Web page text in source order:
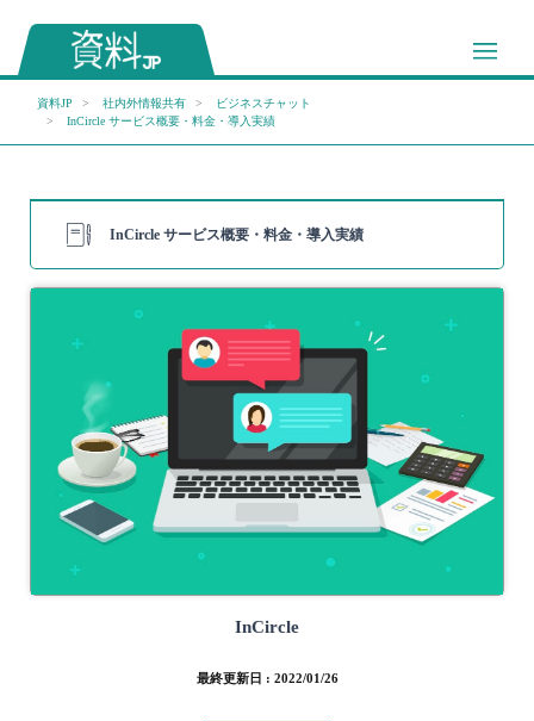
資料JP 社内外情報共有
ビジネスチャット
InCircle サービス概要・料金・導入実績
InCircle サービス概要・料金・導入実績
InCircle
最終更新日 : 2022/01/26